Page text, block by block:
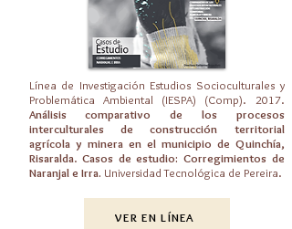
Línea de Investigación Estudios Socioculturales y
Problemática Ambiental (IESPA) (Comp). 2017.
Análisis comparativo de los procesos
interculturales de construcción territorial
agrícola y minera en el municipio de Quinchía,
Risaralda.Casos de estudio: Corregimientos de
Naranjal e Irra. Universidad Tecnológica de Pereira.
VER EN LÍNEA